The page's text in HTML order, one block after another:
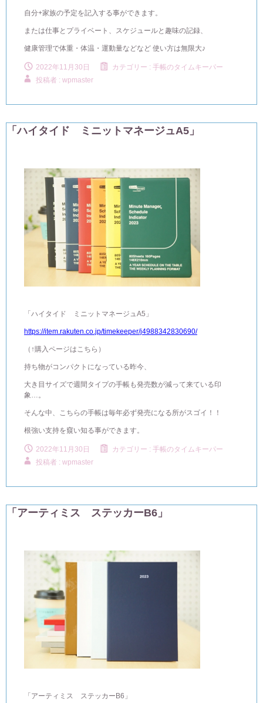
自分+家族の予定を記入する事ができます。
または仕事とプライベート、スケジュールと趣味の記録、
健康管理で体重・体温・運動量などなど 使い方は無限大♪
2022年11月30日 カテゴリー : 手帳のタイムキーパー
投稿者 : wpmaster
「ハイタイド ミニットマネージュA5」
「ハイタイド ミニットマネージュA5」
https://item.rakuten.co.jp/timekeeper/j4988342830690/
（↑購入ページはこちら）
持ち物がコンパクトになっている昨今、
大き目サイズで週間タイプの手帳も発売数が減って来ている印
象…。
そんな中、こちらの手帳は毎年必ず発売になる所がスゴイ！！
根強い支持を窺い知る事ができます。
2022年11月30日 カテゴリー : 手帳のタイムキーパー
投稿者 : wpmaster
「アーティミス ステッカーB6」
「アーティミス ステッカーB6」